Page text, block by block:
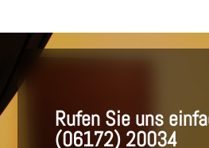
Rufen Sie uns
(06172) 20034